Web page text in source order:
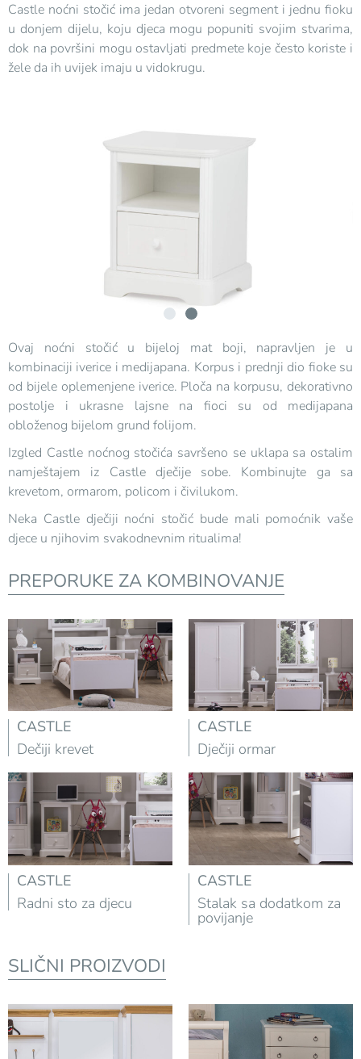
Castle noćni stočić ima jedan otvoreni segment i jednu fioku
u donjem dijelu, koju djeca mogu popuniti svojim stvarima,
dok na površini mogu ostavljati predmete koje često koriste i
žele da ih uvijek imaju u vidokrugu.
Ovaj noćni stočić u bijeloj mat boji, napravljen je u
kombinaciji iverice i medijapana. Korpus i prednji dio fioke su
od bijele oplemenjene iverice. Ploča na korpusu, dekorativno
postolje i ukrasne lajsne na fioci su od medijapana
obloženog bijelom grund folijom.
Izgled Castle noćnog stočića savršeno se uklapa sa ostalim
namještajem iz Castle dječije sobe. Kombinujte ga sa
krevetom, ormarom, policom i čivilukom.
Neka Castle dječiji noćni stočić bude mali pomoćnik vaše
djece u njihovim svakodnevnim ritualima!
PREPORUKE ZA KOMBINOVANJE
CASTLE
Dečiji krevet
CASTLE
Dječiji ormar
CASTLE
Radni sto za djecu
CASTLE
Stalak sa dodatkom za
povijanje
SLIČNI PROIZVODI